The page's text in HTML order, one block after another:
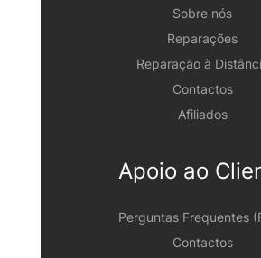
Sobre nós
Reparações
Reparação à
Contactos
Afiliados
Apoio ao
Perguntas Frequentes
Contactos